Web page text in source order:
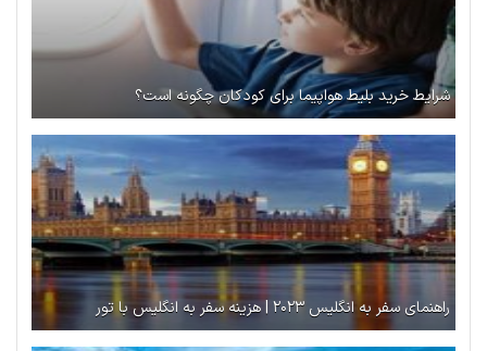
شرایط خرید بلیط هواپیما برای کودکان چگونه است؟
راهنمای سفر به انگلیس ۲۰۲۳ | هزینه سفر به انگلیس با تور